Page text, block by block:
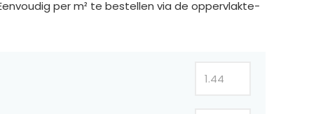
per m² te bestellen via de oppervlakte-